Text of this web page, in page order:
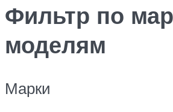
Фильтр по
моделям
Марки